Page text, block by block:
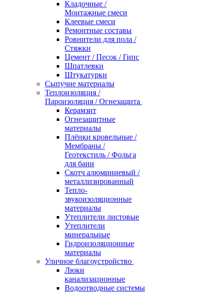
Кладочные /
Монтажные смеси
Клеевые смеси
Ремонтные составы
Ровнители для пола /
Стяжки
Цемент / Песок / Гипс
Шпатлевки
Штукатурки
Сыпучие материалы
Теплоизоляция /
Пароизоляция / Огнезащита
Керамзит
Огнезащитные
материалы
Плёнки кровельные /
Мембраны /
Геотекстиль / Фольга
для бани
Скотч алюминиевый /
металлизированный
Тепло-
звукоизоляционные
материалы
Утеплители листовые
Утеплители
минеральные
Гидроизоляционные
материалы
Уличное благоустройство
Люки
канализационные
Водоотводные системы